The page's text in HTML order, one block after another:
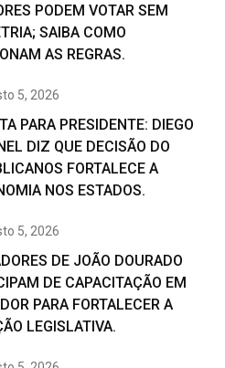
PODEM VOTAR SEM
SAIBA COMO
AS REGRAS.
5, 2026
PARA PRESIDENTE: DIEGO
DIZ QUE DECISÃO DO
FORTALECE A
NOS ESTADOS.
5, 2026
DE JOÃO DOURADO
DE CAPACITAÇÃO EM
PARA FORTALECER A
LEGISLATIVA.